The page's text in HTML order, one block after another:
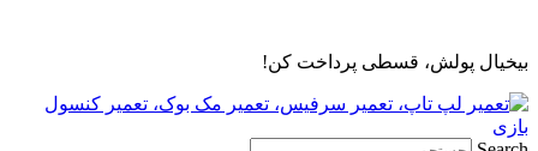
محتوا
بیخیال پولش، قسطی پرداخت کن!